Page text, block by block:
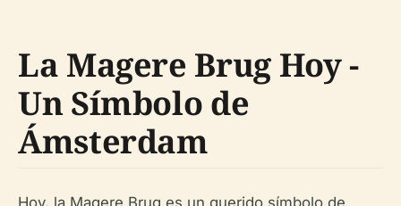
La Magere Brug Hoy -
Un Símbolo de
Ámsterdam
Hoy, la Magere Brug es un querido símbolo de